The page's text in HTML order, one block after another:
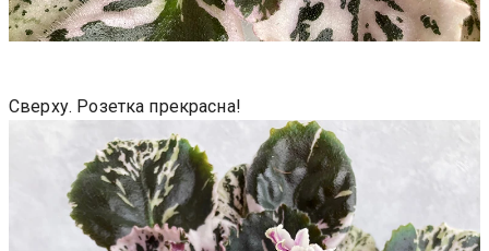
Сверху. Розетка прекрасна!